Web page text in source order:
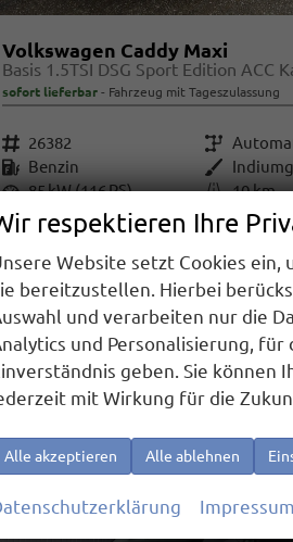
Volkswagen Caddy Maxi
sofort lieferbar Fahrzeug mit Tageszulassung
Fahrzeugnr. 26382 Getriebe
Kraftstoff Benzin Außenfarbe
Leistung85 kW (116 PS) Kilometerstand10 km
01.05.2026
36.380,– €
incl. 19% MwSt.
Verbrauch kombiniert:
6,90 l/
CO -Klasse: F
CO2-Emissionen:157,00 g/km
respektieren Ihre
Website setzt Cookies ein,
bereitzustellen. Hierbei
und verarbeiten nur die
und Personalisierung, für
geben. Sie können
mit Wirkung für die
Alle akzeptieren Alle ablehnen
Impressum